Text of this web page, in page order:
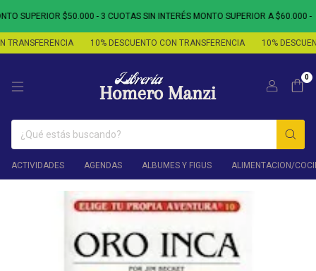
SUPERIOR $50.000 - 3 CUOTAS SIN INTERÉS MONTO SUPERIOR A $60.000 -
10% DESCUENTO CON TRANSFERENCIA 10%
0
ACTIVIDADES AGENDAS ALBUMES Y FIGUS ALIMENTACION/